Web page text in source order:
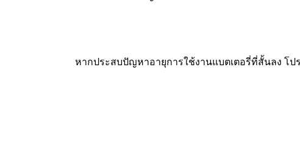
หากประสบปัญหาอายุการใช้งานแบตเตอรี่ที่สั้นลง โ